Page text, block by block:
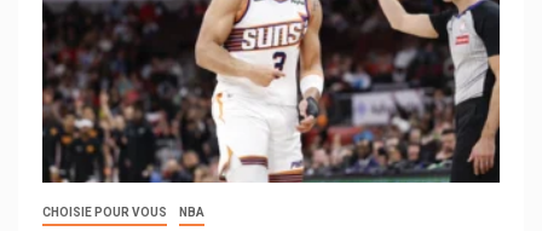
CHOISIE POUR VOUS NBA